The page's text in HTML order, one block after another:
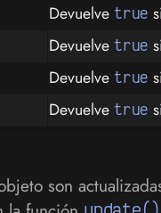
Devuelve true
Devuelve true
Devuelve true
Devuelve true
son